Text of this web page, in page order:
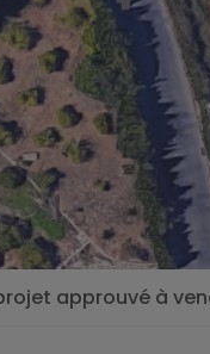
approuvé à